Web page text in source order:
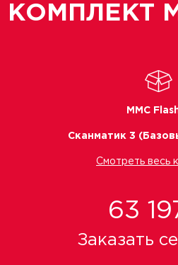
КОМПЛЕКТ
MMC
Сканматик 3
Смотреть весь
63
Заказать